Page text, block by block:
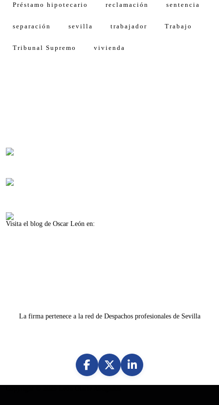
Préstamo hipotecario reclamación sentencia
separación sevilla trabajador Trabajo
Tribunal Supremo vivienda
Visita el blog de Oscar León en:
La firma pertenece a la red de Despachos profesionales de Sevilla